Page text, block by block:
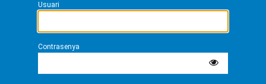
Usuari
Contrasenya